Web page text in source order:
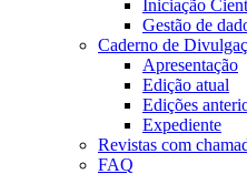
Iniciação
Gestão de
Caderno de
Apresentação
Edição atual
Edições
Expediente
Revistas com
FAQ